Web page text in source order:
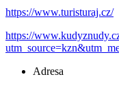
https://www.turisturaj.cz/
https://
Adresa